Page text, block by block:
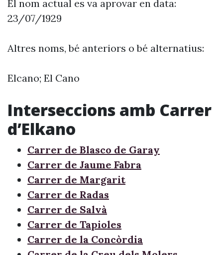
El nom actual es va aprovar en data:
23/07/1929
Altres noms, bé anteriors o bé alternatius:
Elcano; El Cano
Interseccions amb Carrer
d’Elkano
Carrer de Blasco de Garay
Carrer de Jaume Fabra
Carrer de Margarit
Carrer de Radas
Carrer de Salvà
Carrer de Tapioles
Carrer de la Concòrdia